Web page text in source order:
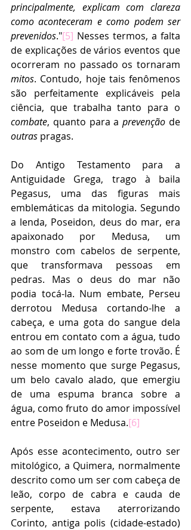
principalmente, explicam com clareza
como aconteceram e como podem ser
prevenidos."[5] Nesses termos, a falta
de explicações de vários eventos que
mitos. Contudo, hoje tais fenômenos
são perfeitamente explicáveis pela
combate, quanto para a prevenção
outras pragas.
Do Antigo Testamento para a
Antiguidade Grega, trago à baila
Pegasus, uma das figuras mais
emblemáticas da mitologia. Segundo
a lenda, Poseidon, deus do mar, era
apaixonado por Medusa, um
monstro com cabelos de serpente,
que transformava pessoas em
pedras. Mas o deus do mar não
podia tocá-la. Num embate, Perseu
derrotou Medusa cortando-lhe a
cabeça, e uma gota do sangue dela
entrou em contato com a água, tudo
ao som de um longo e forte trovão. É
nesse momento que surge Pegasus,
um belo cavalo alado, que emergiu
de uma espuma branca sobre a
água, como fruto do amor impossível
entre Poseidon e Medusa.[6]
Após esse acontecimento, outro ser
mitológico, a Quimera, normalmente
descrito como um ser com cabeça de
leão, corpo de cabra e cauda de
serpente, estava aterrorizando
Corinto, antiga polis (cidade-estado)